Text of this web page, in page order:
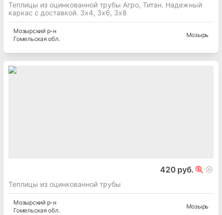
Теплицы из оцинкованной трубы Агро, Титан. Надежный
каркас с доставкой. 3х4, 3х6, 3х8
Мозырскийр-н
Гомельская обл.
Мозырь
420 руб.
Теплицы из оцинкованной трубы
Мозырскийр-н
Гомельская обл.
Мозырь